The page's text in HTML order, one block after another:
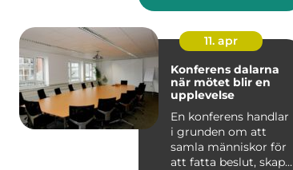
11. apr
Konferens dalarna
när mötet blir en
upplevelse
En konferens handlar
i grunden om att
samla människor för
att fatta beslut, skapa